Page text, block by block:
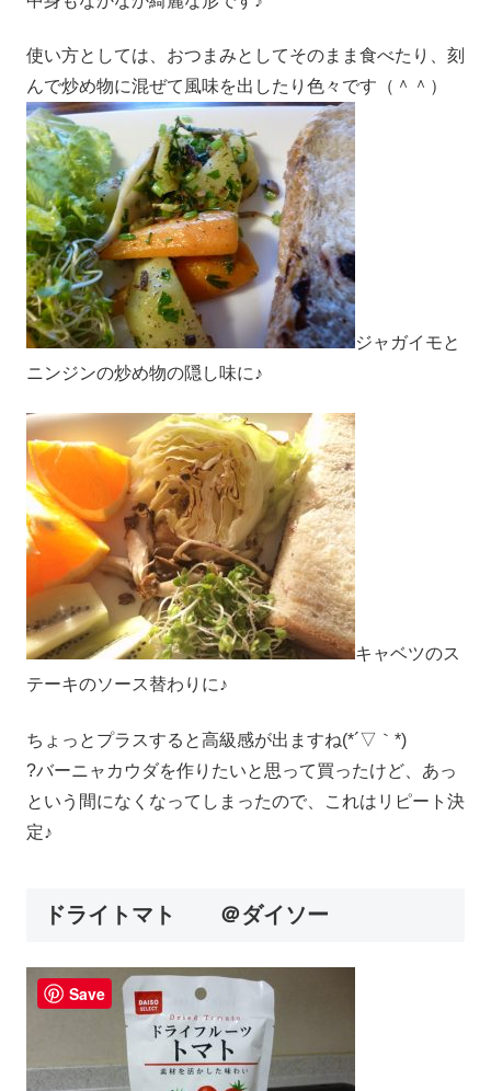
使い方としては、おつまみとしてそのまま食べたり、刻
んで炒め物に混ぜて風味を出したり色々です（＾＾）
ジャガイモと
ニンジンの炒め物の隠し味に♪
キャベツのス
テーキのソース替わりに♪
ちょっとプラスすると高級感が出ますね(*´▽｀*)
?バーニャカウダを作りたいと思って買ったけど、あっ
という間になくなってしまったので、これはリピート決
定♪
ドライトマト ＠ダイソー
Save